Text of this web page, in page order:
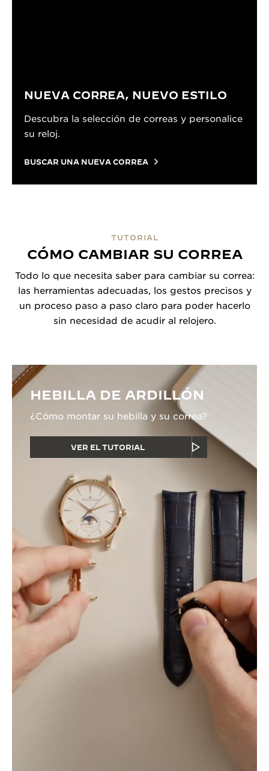
NUEVA CORREA, NUEVO ESTILO
Descubra la selección de correas y personalice
su reloj.
BUSCAR UNA NUEVA CORREA
TUTORIAL
CÓMO CAMBIAR SU CORREA
Todo lo que necesita saber para cambiar su correa:
las herramientas adecuadas, los gestos precisos y
un proceso paso a paso claro para poder hacerlo
sin necesidad de acudir al relojero.
HEBILLA DE ARDILLÓN
¿Cómo montar su hebilla y su correa?
VER EL TUTORIAL